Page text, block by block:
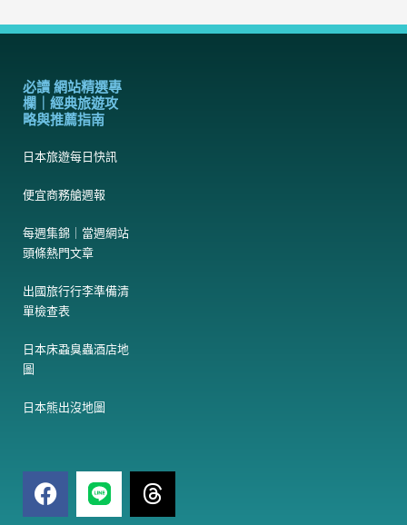
必讀 網站精選專
欄｜經典旅遊攻
略與推薦指南
日本旅遊每日快訊
便宜商務艙週報
每週集錦｜當週網站
頭條熱門文章
出國旅行行李準備清
單檢查表
日本床蝨臭蟲酒店地
圖
日本熊出沒地圖
F
a
T
h